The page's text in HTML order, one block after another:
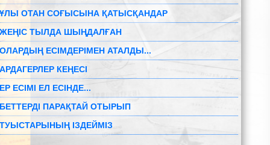
ҰЛЫ ОТАН СОҒЫСЫНА ҚАТЫСҚАНДАР
ЖЕҢІС ТЫЛДА ШЫҢДАЛҒАН
ОЛАРДЫҢ ЕСІМДЕРІМЕН АТАЛДЫ...
АРДАГЕРЛЕР КЕҢЕСІ
ЕР ЕСІМІ ЕЛ ЕСІНДЕ...
БЕТТЕРДІ ПАРАҚТАЙ ОТЫРЫП
ТУЫСТАРЫНЫҢ ІЗДЕЙМІЗ